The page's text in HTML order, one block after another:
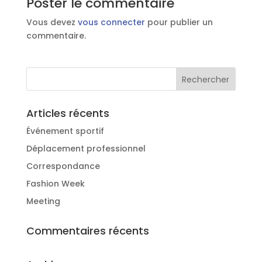
Vous devez vous connecter pour publier un
commentaire.
Articles récents
Événement sportif
Déplacement professionnel
Correspondance
Fashion Week
Meeting
Commentaires récents